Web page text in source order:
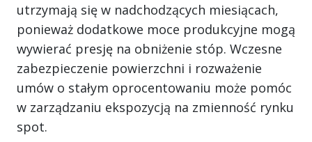
utrzymają się w nadchodzących miesiącach,
ponieważ dodatkowe moce produkcyjne mogą
wywierać presję na obniżenie stóp. Wczesne
zabezpieczenie powierzchni i rozważenie
umów o stałym oprocentowaniu może pomóc
w zarządzaniu ekspozycją na zmienność rynku
spot.